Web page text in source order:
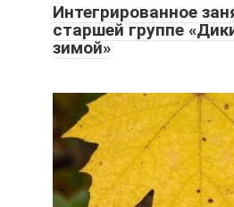
Интегрированное
старшей группе
зимой»